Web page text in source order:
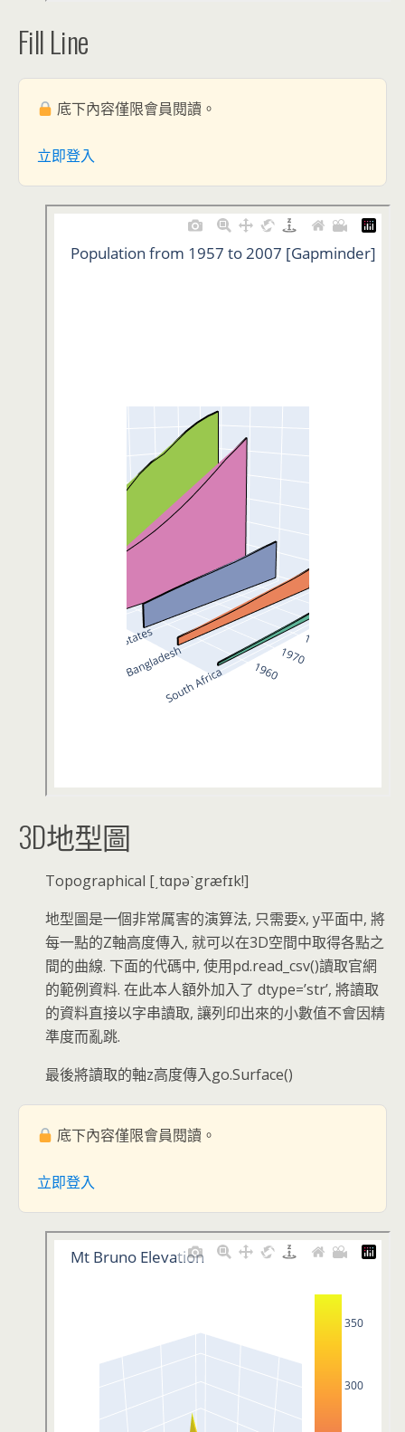
Fill Line
底下內容僅限會員閱讀。
立即登入
3D地型圖
Topographical [͵tɑpəˋgræfɪk!]
地型圖是一個非常厲害的演算法, 只需要x, y平面中, 將
每一點的Z軸高度傳入, 就可以在3D空間中取得各點之
間的曲線. 下面的代碼中, 使用pd.read_csv()讀取官網
的範例資料. 在此本人額外加入了 dtype=’str’, 將讀取
的資料直接以字串讀取, 讓列印出來的小數值不會因精
準度而亂跳.
最後將讀取的軸z高度傳入go.Surface()
底下內容僅限會員閱讀。
立即登入